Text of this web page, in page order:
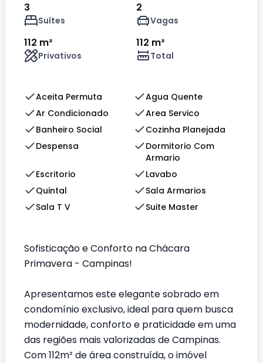
3
Suítes
2
Vagas
112 m²
Privativos
112 m²
Total
Aceita Permuta
Agua Quente
Ar Condicionado
Area Servico
Banheiro Social
Cozinha Planejada
Despensa
Dormitorio Com
Armario
Escritorio
Lavabo
Quintal
Sala Armarios
Sala T V
Suite Master
Sofisticação e Conforto na Chácara
Primavera - Campinas!
Apresentamos este elegante sobrado em
condomínio exclusivo, ideal para quem busca
modernidade, conforto e praticidade em uma
das regiões mais valorizadas de Campinas.
Com 112m² de área construída, o imóvel